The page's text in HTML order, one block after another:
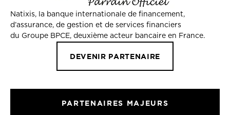
Natixis, la banque internationale de financement,
d’assurance, de gestion et de services financiers
du Groupe BPCE, deuxième acteur bancaire en France.
DEVENIR PARTENAIRE
PARTENAIRES MAJEURS